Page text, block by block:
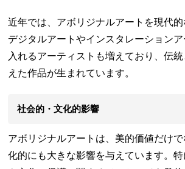
近年では、アボリジナルアートを現代的
デジタルアートやインスタレーション
入れるアーティストも増えており、伝
えた作品が生まれています。
社会的・文化的影響
アボリジナルアートは、美的価値だけ
化的にも大きな影響を与えています。特